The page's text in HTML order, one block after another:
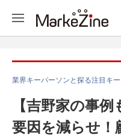
業界キーパーソンと探る注目キ
【吉野家の事
要因を減らせ！